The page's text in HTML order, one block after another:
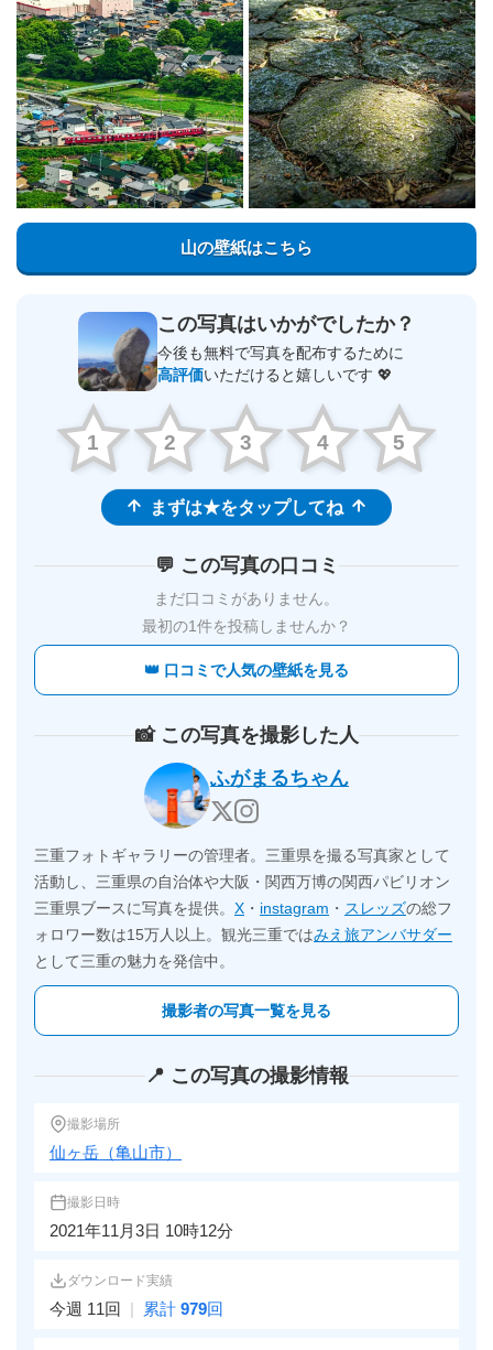
山の壁紙はこちら
この写真はいかがでしたか？
今後も無料で写真を配布するために
高評価いただけると嬉しいです 💖
1 2 3 4 5
まずは★をタップしてね
💬 この写真の口コミ
まだ口コミがありません。
最初の1件を投稿しませんか？
👑 口コミで人気の壁紙を見る
📸 この写真を撮影した人
ふがまるちゃん
三重フォトギャラリーの管理者。三重県を撮る写真家として
活動し、三重県の自治体や大阪・関西万博の関西パビリオン
三重県ブースに写真を提供。 X ・ instagram ・ スレッズの総フ
ォロワー数は15万人以上。観光三重ではみえ旅アンバサダー
として三重の魅力を発信中。
撮影者の写真一覧を見る
📍 この写真の撮影情報
撮影場所
仙ヶ岳（亀山市）
撮影日時
2021年11月3日 10時12分
ダウンロード実績
今週 11回 | 累計 979回